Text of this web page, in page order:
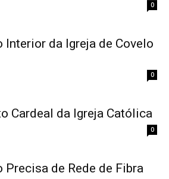
0
Interior da Igreja de Covelo
0
Cardeal da Igreja Católica
0
Precisa de Rede de Fibra